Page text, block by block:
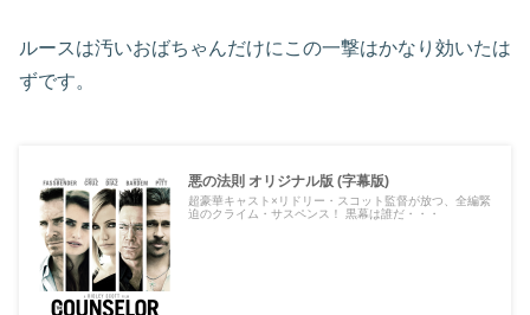
ルースは汚いおばちゃんだけにこの一撃はかなり効いたは
ずです。
悪の法則 オリジナル版 (字幕版)
超豪華キャスト×リドリー・スコット監督が放つ、全編緊
迫のクライム・サスペンス！ 黒幕は誰だ・・・